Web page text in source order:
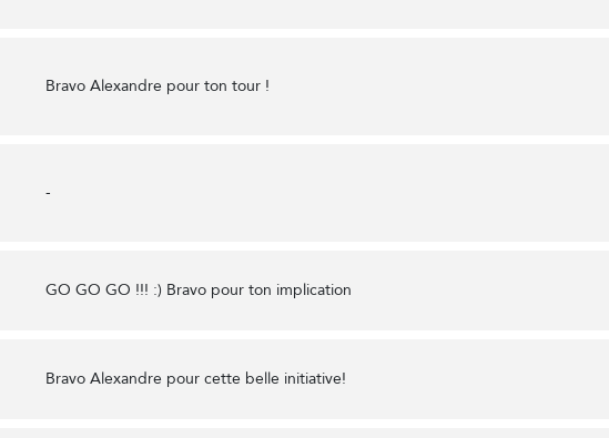
Bravo Alexandre pour ton tour !
-
GO GO GO !!! :) Bravo pour ton implication
Bravo Alexandre pour cette belle initiative!